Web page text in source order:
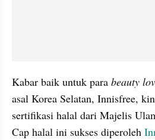
Kabar baik untuk para beauty
asal Korea Selatan, Innisfree,
sertifikasi halal dari Majelis
Cap halal ini sukses diperoleh